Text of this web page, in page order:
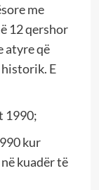
me
12 qershor
atyre që
E
1990;
kur
kuadër të